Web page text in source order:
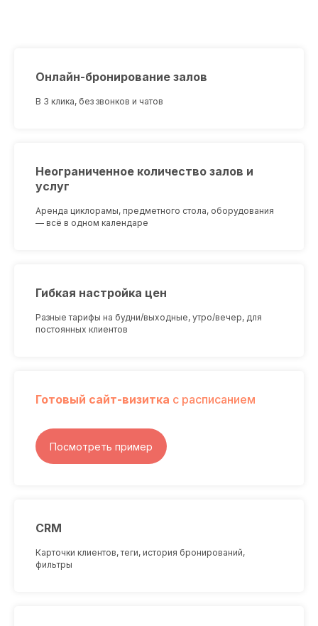
Онлайн-бронирование залов
В 3 клика, без звонков и чатов
Неограниченное количество залов и
услуг
Аренда циклорамы, предметного стола, оборудования
— всё в одном календаре
Гибкая настройка цен
Разные тарифы на будни/выходные, утро/вечер, для
постоянных клиентов
Готовый сайт-визитка с расписанием
Посмотреть пример
CRM
Карточки клиентов, теги, история бронирований,
фильтры